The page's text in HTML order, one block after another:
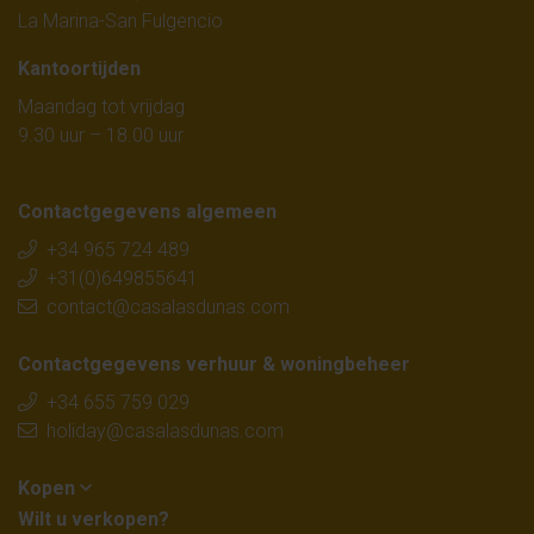
Costa Blanca Zuidniet alleen aantrekkelijk voor
Populaire plaatsen aan de Costa
Bij CasaLasDunas vindt u vakantiewoningen in geliefde
regio’s zoals:
Torrevieja
Guardamar del Segura
La Marina
Ciudad Quesada
La Marina-San Fulgencio
Kantoortijden
Maandag tot vrijdag
9.30 uur – 18.00 uur
Contactgegevens algemeen
+34 965 724 489
+31(0)649855641
contact@casalasdunas.com
Contactgegevens verhuur & woningbeheer
+34 655 759 029
holiday@casalasdunas.com
Kopen
Wilt u verkopen?